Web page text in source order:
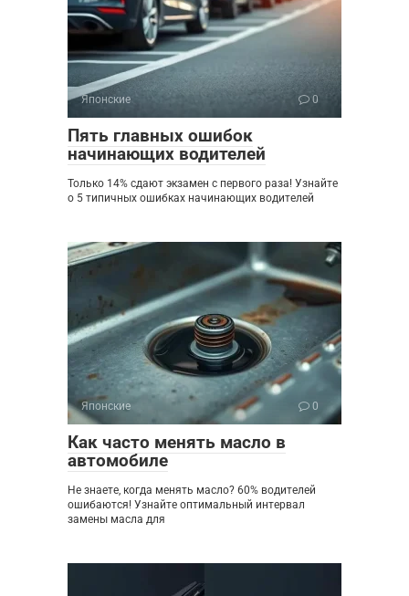
Японские 0
Пять главных ошибок
начинающих водителей
Только 14% сдают экзамен с первого раза! Узнайте
о 5 типичных ошибках начинающих водителей
Японские 0
Как часто менять масло в
автомобиле
Не знаете, когда менять масло? 60% водителей
ошибаются! Узнайте оптимальный интервал
замены масла для